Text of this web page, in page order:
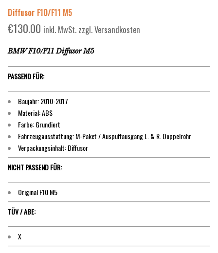
Diffusor F10/F11 M5
€130.00 inkl. MwSt. zzgl. Versandkosten
BMW F10/F11 Diffusor M5
PASSEND FÜR:
Baujahr: 2010-2017
Material: ABS
Farbe: Grundiert
Fahrzeugausstattung: M-Paket / Auspuffausgang L. & R. Doppelrohr
Verpackungsinhalt: Diffusor
NICHT PASSEND FÜR:
Original F10 M5
TÜV / ABE:
X